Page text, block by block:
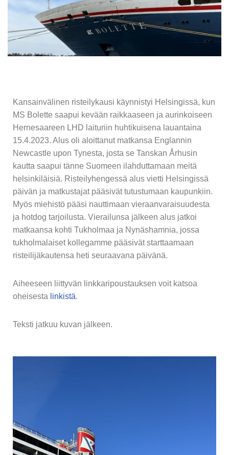
Kansainvälinen risteilykausi käynnistyi Helsingissä, kun
MS Bolette saapui kevään raikkaaseen ja aurinkoiseen
Hernesaareen LHD laituriin huhtikuisena lauantaina
15.4.2023. Alus oli aloittanut matkansa Englannin
Newcastle upon Tynesta, josta se Tanskan Århusin
kautta saapui tänne Suomeen ilahduttamaan meitä
helsinkiläisiä. Risteilyhengessä alus vietti Helsingissä
päivän ja matkustajat pääsivät tutustumaan kaupunkiin.
Myös miehistö pääsi nauttimaan vieraanvaraisuudesta
ja hotdog tarjoilusta. Vierailunsa jälkeen alus jatkoi
matkaansa kohti Tukholmaa ja Nynäshamnia, jossa
tukholmalaiset kollegamme pääsivät starttaamaan
risteilijäkautensa heti seuraavana päivänä.
Aiheeseen liittyvän linkkaripoustauksen voit katsoa
oheisesta linkistä.
Teksti jatkuu kuvan jälkeen.